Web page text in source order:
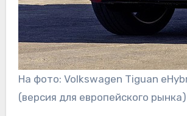
На фото: Volkswagen Tiguan
(версия для европейского рынка)